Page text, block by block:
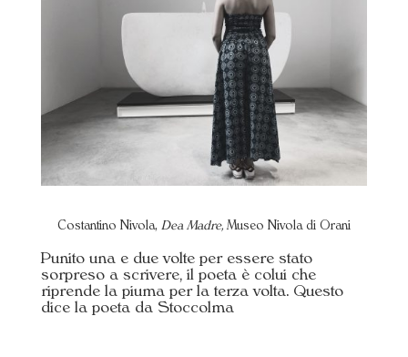
Costantino Nivola, Dea Madre, Museo Nivola di Orani
Punito una e due volte per essere stato
sorpreso a scrivere, il poeta è colui che
riprende la piuma per la terza volta. Questo
dice la poeta da Stoccolma